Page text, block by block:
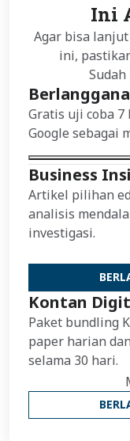
Ini
Agar bisa
ini,
Gratis uji coba
Google sebagai
Business
Artikel pilihan
analisis
investigasi.
Kontan
Paket bundling
paper harian
selama 30 hari.